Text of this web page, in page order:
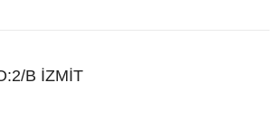
B İZMİT